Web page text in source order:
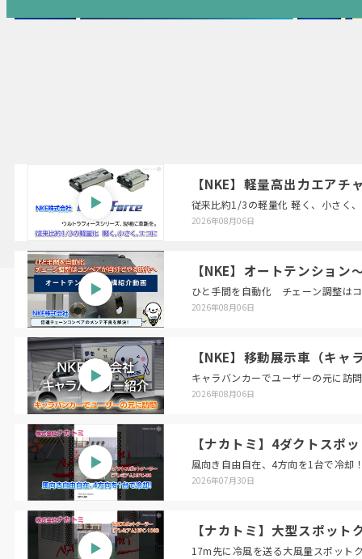
【NKE】軽量高出力エア
従来比約1/3の軽量化 軽く、小さく
2026年08月06日
【NKE】オートテンショ
ひと手間を自動化 チェーン調整は
2026年08月06日
【NKE】移動展示車（キ
キャラバンカーでユーザーの元に訪問
2026年08月06日
【ナカトミ】4ダクトスポ
風向き自由自在、4方向を1台で冷却
2026年07月30日
【ナカトミ】大型スポッ
17m先に冷風を送る大風量スポット